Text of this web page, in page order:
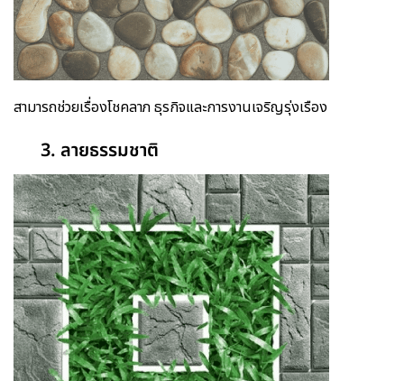
สามารถช่วยเรื่องโชคลาภ ธุรกิจและการงานเจริญรุ่งเรือง
3. ลายธรรมชาติ